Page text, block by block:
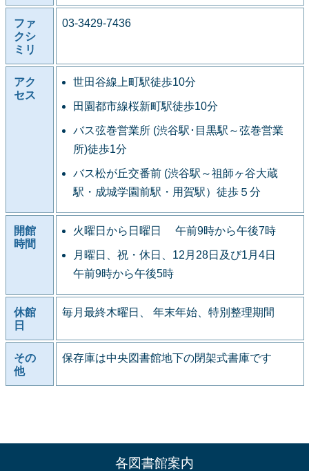
ファ
クシ
ミリ
03-3429-7436
アク
セス
世田谷線上町駅徒歩10分
田園都市線桜新町駅徒歩10分
バス弦巻営業所 (渋谷駅･目黒駅～弦巻営業
所)徒歩1分
バス松が丘交番前 (渋谷駅～祖師ヶ谷大蔵
駅・成城学園前駅・用賀駅）徒歩５分
開館
時間
火曜日から日曜日 午前9時から午後7時
月曜日、祝・休日、12月28日及び1月4日
午前9時から午後5時
休館
日
毎月最終木曜日、 年末年始、特別整理期間
その
他
保存庫は中央図書館地下の閉架式書庫です
各図書館案内